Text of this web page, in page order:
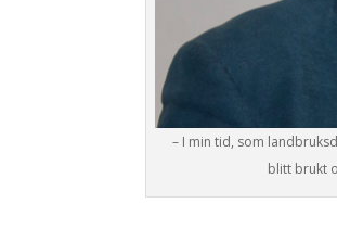
– I min tid, som
blitt brukt